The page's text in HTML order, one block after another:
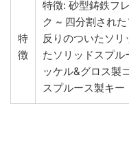
特
徴
特徴: 砂型鋳鉄フ
ク ~ 四分割され
反りのついたソ
たソリッドスプ
ッケル&グロス製
スプルース製キー